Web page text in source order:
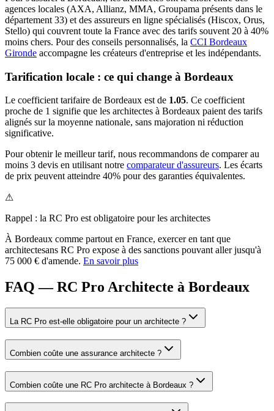
agences locales (AXA, Allianz, MMA, Groupama présents dans le
département 33) et des assureurs en ligne spécialisés (Hiscox, Orus,
Stello) qui couvrent toute la France avec des tarifs souvent 20 à 40%
moins chers. Pour des conseils personnalisés, la CCI Bordeaux
Gironde accompagne les créateurs d'entreprise et les indépendants.
Tarification locale : ce qui change à Bordeaux
Le coefficient tarifaire de Bordeaux est de 1.05. Ce coefficient
proche de 1 signifie que les architectes à Bordeaux paient des tarifs
alignés sur la moyenne nationale, sans majoration ni réduction
significative.
Pour obtenir le meilleur tarif, nous recommandons de comparer au
moins 3 devis en utilisant notre comparateur d'assureurs. Les écarts
de prix peuvent atteindre 40% pour des garanties équivalentes.
⚠
Rappel : la RC Pro est obligatoire pour les architectes
À Bordeaux comme partout en France, exercer en tant que
architectesans RC Pro expose à des sanctions pouvant aller jusqu'à
75 000 € d'amende. En savoir plus
FAQ — RC Pro Architecte à Bordeaux
La RC Pro est-elle obligatoire pour un architecte ?
Combien coûte une assurance architecte ?
Combien coûte une RC Pro architecte à Bordeaux ?